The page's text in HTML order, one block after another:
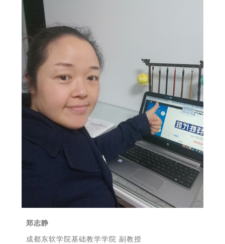
郑志静
成都东软学院基础教学学院 副教授